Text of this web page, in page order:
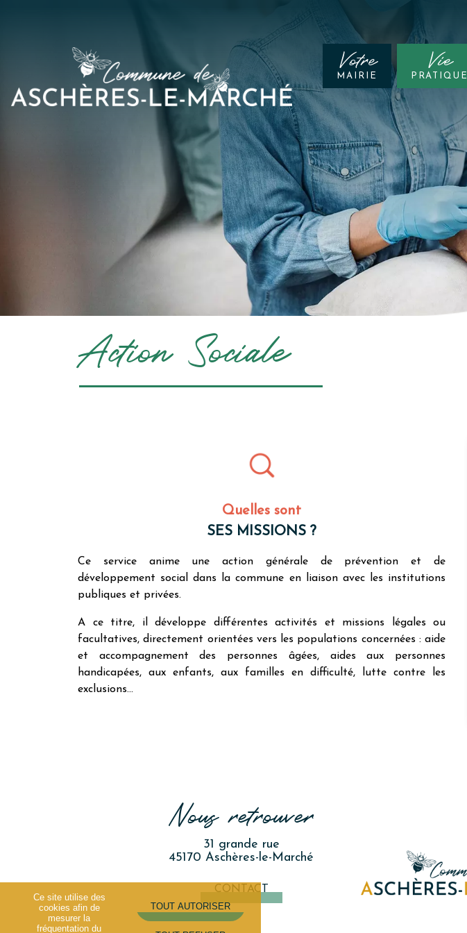
Votre
MAIRIE
Vie
PRATIQUE
Action Sociale
Quelles sont
SES MISSIONS ?
Ce service anime une action générale de prévention et de
développement social dans la commune en liaison avec les institutions
publiques et privées.
A ce titre, il développe différentes activités et missions légales ou
facultatives, directement orientées vers les populations concernées : aide
et accompagnement des personnes âgées, aides aux personnes
handicapées, aux enfants, aux familles en difficulté, lutte contre les
exclusions...
Nous retrouver
31 grande rue
45170 Aschères-le-Marché
CONTACT
Ce site utilise des
cookies afin de
mesurer la
fréquentation du